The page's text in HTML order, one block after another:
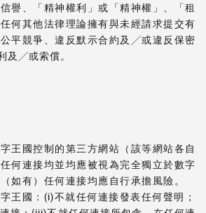
譽、「精神權利」或「精神權」、「租
何其他法律理論擁有與未經請求提交有
平競爭、違反默示合約及╱或違反保密
及╱或索償。
王國控制的第三方網站（該等網站各自
何連接均並均應被視為完全獨立於數字
如有）任何連接均應自行承擔風險。
王國：(i)不就任何連接發表任何聲明；